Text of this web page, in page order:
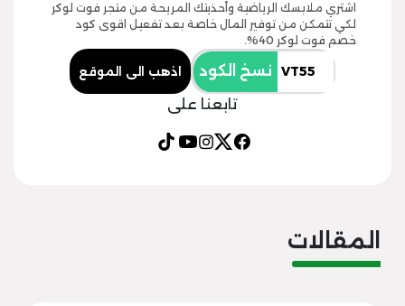
اشتري ملابسك الرياضية وأحذيتك المريحة من متجر فوت لوكر
لكي تتمكن من توفير المال خاصة بعد تفعيل اقوى كود
خصم فوت لوكر 40%.
نسخ الكود اذهب الى الموقع
تابعنا على
المقالات